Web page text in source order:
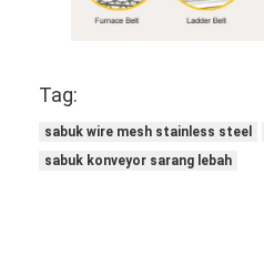
Tag:
sabuk wire mesh stainless steel
sabuk konveyor sarang lebah